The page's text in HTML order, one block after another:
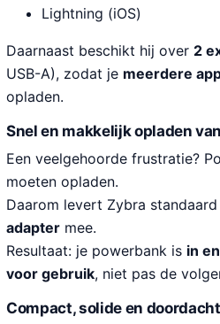
Lightning (iOS)
Daarnaast beschikt hij over 2
USB-A), zodat je meerdere
opladen.
Snel en makkelijk opladen
Een veelgehoorde frustratie?
moeten opladen.
Daarom levert Zybra standaard
adapter mee.
Resultaat: je powerbank is in
voor gebruik, niet pas de
Compact, solide en